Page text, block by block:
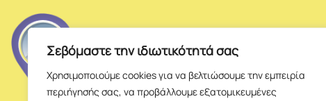
Σεβόμαστε την ιδιωτικότητά σας
Χρησιμοποιούμε cookies για να βελτιώσουμε την εμπειρία
περιήγησής σας, να προβάλλουμε εξατομικευμένες